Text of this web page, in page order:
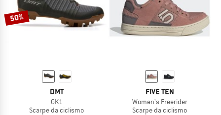
50%
DMT
GK1
Scarpe da ciclismo
FIVE TEN
Women's Freerider
Scarpe da ciclismo